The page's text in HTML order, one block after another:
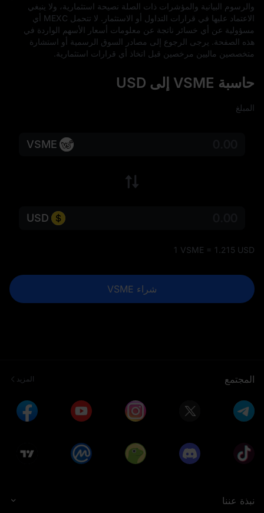
متخصصين ماليين مرخصين قبل اتخاذ أي قرارات استثمارية.
حاسبة VSME إلى USD
المبلغ
VSME
USD
1 VSME = 1.215 USD
شراء VSME
المجتمع المزيد
نبذة عننا